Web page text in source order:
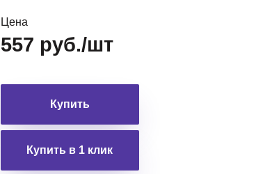
Цена
557 руб./шт
Купить
Купить в 1 клик